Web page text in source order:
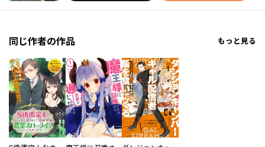
同じ作者の作品 もっと見る